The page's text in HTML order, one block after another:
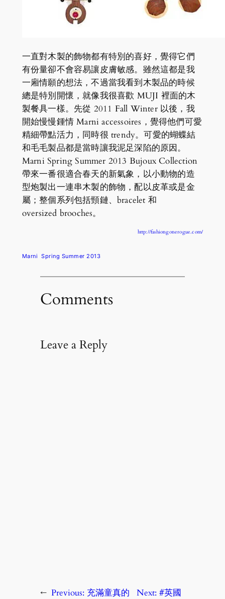
一直對木製的飾物都有特別的喜好，覺得它們
有份量卻不會容易讓皮膚敏感。雖然這都是我
一廂情願的想法，不過當我看到木製品的時候
總是特別開懷，就像我很喜歡 MUJI 裡面的木
製餐具一樣。先從 2011 Fall Winter 以後，我
開始慢慢鍾情 Marni accessoires，覺得他們可愛
精細帶點活力，同時很 trendy。可愛的蝴蝶結
和毛毛製品都是當時讓我泥足深陷的原因。
Marni Spring Summer 2013 Bujoux Collection
帶來一番很適合春天的新氣象，以小動物的造
型炮製出一連串木製的飾物，配以皮革或是金
屬；整個系列包括頸鏈、bracelet 和
oversized brooches。
http://fashiongonerogue.com/
Marni Spring Summer 2013
Comments
Leave a Reply
← Previous: 充滿童真的
Next: #英國